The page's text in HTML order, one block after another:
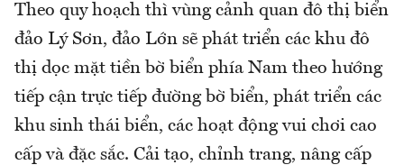
Theo quy hoạch thì vùng cảnh quan đô thị biển
đảo Lý Sơn, đảo Lớn sẽ phát triển các khu đô
thị dọc mặt tiền bờ biển phía Nam theo hướng
tiếp cận trực tiếp đường bờ biển, phát triển các
khu sinh thái biển, các hoạt động vui chơi cao
cấp và đặc sắc. Cải tạo, chỉnh trang, nâng cấp